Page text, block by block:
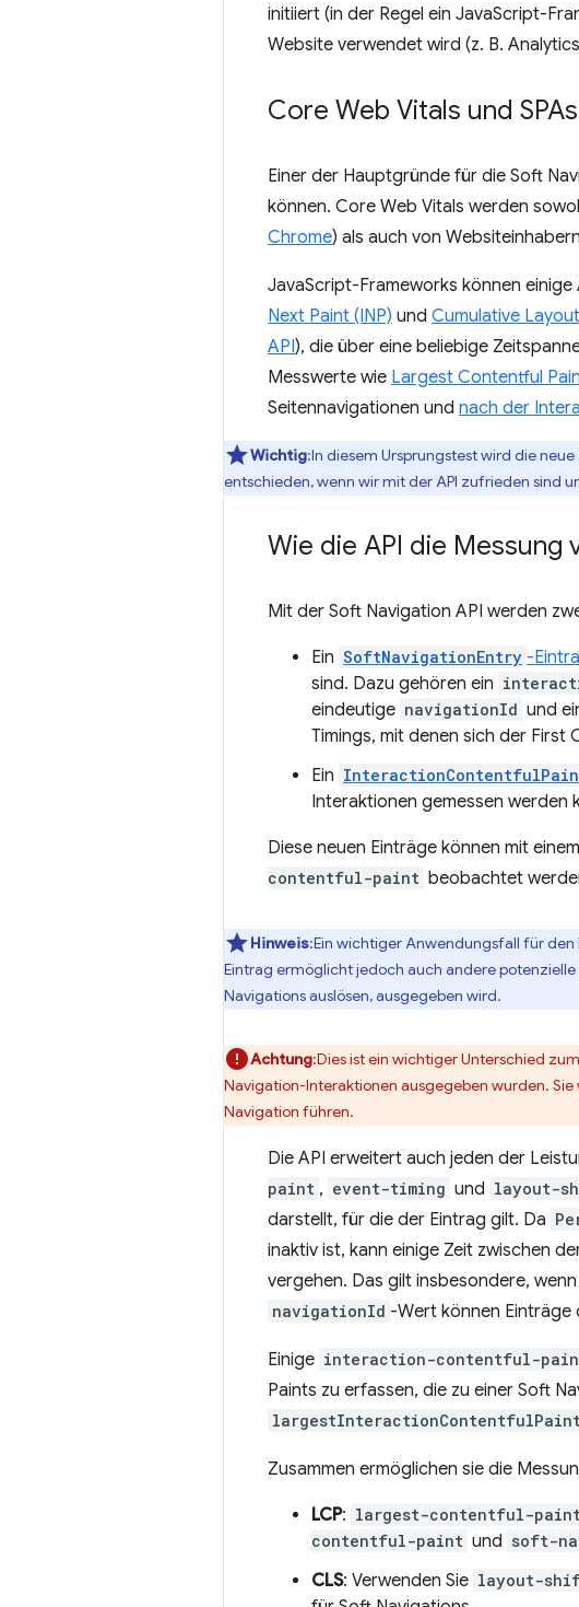
initiiert (in der Regel ein JavaScript-
Website verwendet wird (z. B.
Core Web Vitals und SPAs
Einer der Hauptgründe für die Soft
können. Core Web Vitals werden
Chrome) als auch von
JavaScript-Frameworks können
Next Paint (INP) und Cumulative
API), die über eine beliebige
Messwerte wie Largest Contentful
Seitennavigationen und nach der
Wichtig:In diesem Ursprungstest wird die
entschieden, wenn wir mit der API zufrieden sind
Wie die API die Messung
Mit der Soft Navigation API werden
Ein SoftNavigationEntry -
sind. Dazu gehören ein
eindeutige navigationId und
Timings, mit denen sich der First
Ein
Interaktionen gemessen werden
Diese neuen Einträge können mit einem
contentful-paint beobachtet
Hinweis:Ein wichtiger Anwendungsfall für den
Eintrag ermöglicht jedoch auch andere
Navigations auslösen, ausgegeben wird.
Achtung:Dies ist ein wichtiger Unterschied zum
Navigation-Interaktionen ausgegeben wurden.
Navigation führen.
Die API erweitert auch jeden der
paint , event-timing und layout-
darstellt, für die der Eintrag gilt. Da
inaktiv ist, kann einige Zeit zwischen
vergehen. Das gilt insbesondere,
navigationId -Wert können
Einige interaction-contentful-
Paints zu erfassen, die zu einer Soft
Zusammen ermöglichen sie die
LCP: largest-contentful-
contentful-paint und soft-
CLS: Verwenden Sie layout-